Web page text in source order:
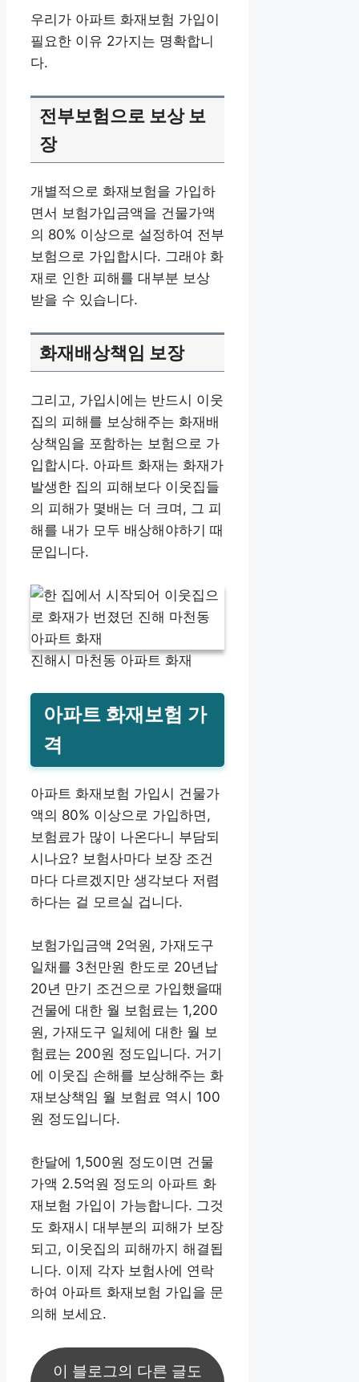
우리가 아파트 화재보험 가입이
필요한 이유 2가지는 명확합니
다.
전부보험으로 보상 보
장
개별적으로 화재보험을 가입하
면서 보험가입금액을 건물가액
의 80% 이상으로 설정하여 전부
보험으로 가입합시다. 그래야 화
재로 인한 피해를 대부분 보상
받을 수 있습니다.
화재배상책임 보장
그리고, 가입시에는 반드시 이웃
집의 피해를 보상해주는 화재배
상책임을 포함하는 보험으로 가
입합시다. 아파트 화재는 화재가
발생한 집의 피해보다 이웃집들
의 피해가 몇배는 더 크며, 그 피
해를 내가 모두 배상해야하기 때
문입니다.
진해시 마천동 아파트 화재
아파트 화재보험 가
격
아파트 화재보험 가입시 건물가
액의 80% 이상으로 가입하면,
보험료가 많이 나온다니 부담되
시나요? 보험사마다 보장 조건
마다 다르겠지만 생각보다 저렴
하다는 걸 모르실 겁니다.
보험가입금액 2억원, 가재도구
일채를 3천만원 한도로 20년납
20년 만기 조건으로 가입했을때
건물에 대한 월 보험료는 1,200
원, 가재도구 일체에 대한 월 보
험료는 200원 정도입니다. 거기
에 이웃집 손해를 보상해주는 화
재보상책임 월 보험료 역시 100
원 정도입니다.
한달에 1,500원 정도이면 건물
가액 2.5억원 정도의 아파트 화
재보험 가입이 가능합니다. 그것
도 화재시 대부분의 피해가 보장
되고, 이웃집의 피해까지 해결됩
니다. 이제 각자 보험사에 연락
하여 아파트 화재보험 가입을 문
의해 보세요.
이 블로그의 다른 글도